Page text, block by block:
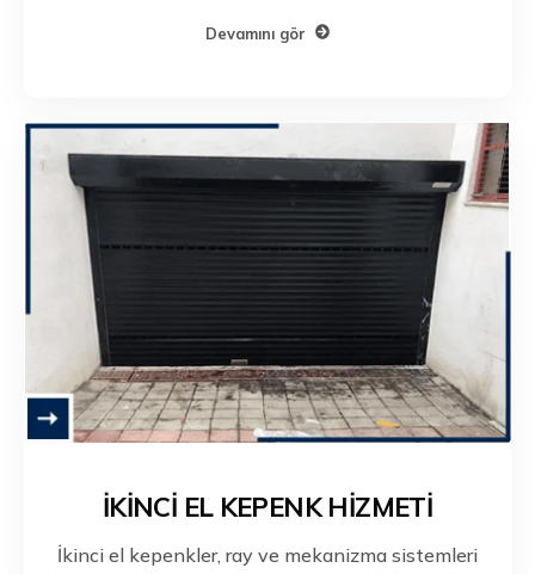
Devamını gör
İKİNCİ EL KEPENK HİZMETİ
İkinci el kepenkler, ray ve mekanizma sistemleri